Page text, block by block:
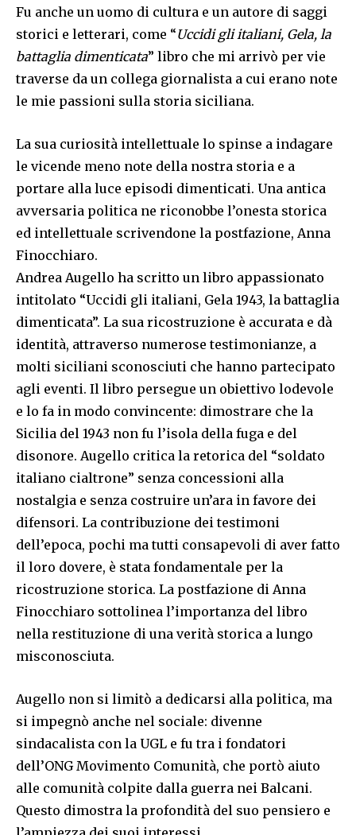
Fu anche un uomo di cultura e un autore di saggi
storici e letterari, come “Uccidi gli italiani, Gela, la
battaglia dimenticata” libro che mi arrivò per vie
traverse da un collega giornalista a cui erano note
le mie passioni sulla storia siciliana.
La sua curiosità intellettuale lo spinse a indagare
le vicende meno note della nostra storia e a
portare alla luce episodi dimenticati. Una antica
avversaria politica ne riconobbe l’onesta storica
ed intellettuale scrivendone la postfazione, Anna
Finocchiaro.
Andrea Augello ha scritto un libro appassionato
intitolato “Uccidi gli italiani, Gela 1943, la battaglia
dimenticata”. La sua ricostruzione è accurata e dà
identità, attraverso numerose testimonianze, a
molti siciliani sconosciuti che hanno partecipato
agli eventi. Il libro persegue un obiettivo lodevole
e lo fa in modo convincente: dimostrare che la
Sicilia del 1943 non fu l’isola della fuga e del
disonore. Augello critica la retorica del “soldato
italiano cialtrone” senza concessioni alla
nostalgia e senza costruire un’ara in favore dei
difensori. La contribuzione dei testimoni
dell’epoca, pochi ma tutti consapevoli di aver fatto
il loro dovere, è stata fondamentale per la
ricostruzione storica. La postfazione di Anna
Finocchiaro sottolinea l’importanza del libro
nella restituzione di una verità storica a lungo
misconosciuta.
Augello non si limitò a dedicarsi alla politica, ma
si impegnò anche nel sociale: divenne
sindacalista con la UGL e fu tra i fondatori
dell’ONG Movimento Comunità, che portò aiuto
alle comunità colpite dalla guerra nei Balcani.
Questo dimostra la profondità del suo pensiero e